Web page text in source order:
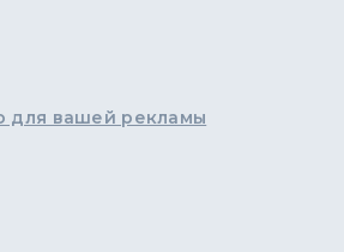
для вашей рекламы